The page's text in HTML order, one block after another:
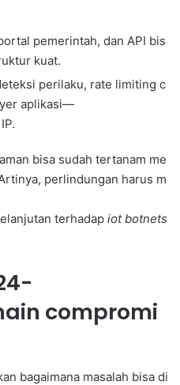
pemerintah, dan API bis
kuat.
perilaku, rate limiting c
aplikasi—
bisa sudah tertanam me
perlindungan harus m
terhadap iot botnets
compromi
bagaimana masalah bisa di